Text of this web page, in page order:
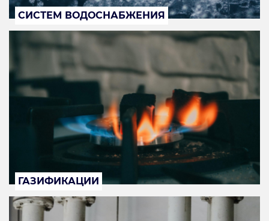
СИСТЕМ ВОДОСНАБЖЕНИЯ
ГАЗИФИКАЦИИ